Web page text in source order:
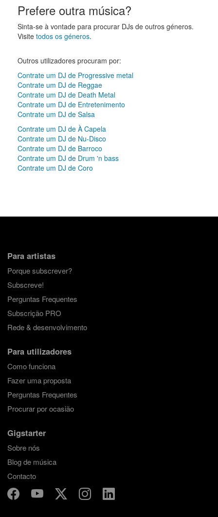
Prefere outra música?
Sinta-se à vontade para procurar DJs de outros géneros.
Visite todos os géneros.
Outros utilizadores procuram por:
Contrate um DJ de Progressive metal
Contrate um DJ de Reggae
Contrate um DJ de Death Metal
Contrate um DJ de Entretenimento
Contrate um DJ de Salsa
Contrate um DJ de À Capela
Contrate um DJ de Nu-Disco
Contrate um DJ de Barroco
Contrate um DJ de Drum 'n bass
Contrate um DJ de Coro
Para artistas
Porque subscrever?
Subscreve!
Perguntas Frequentes
Subscrição PRO
Rede & desenvolvimento
Para utilizadores
Como funciona
Fazer uma proposta
Perguntas Frequentes
Procurar por ocasião
Gigstarter
Sobre nós
Blog de música
Contacto